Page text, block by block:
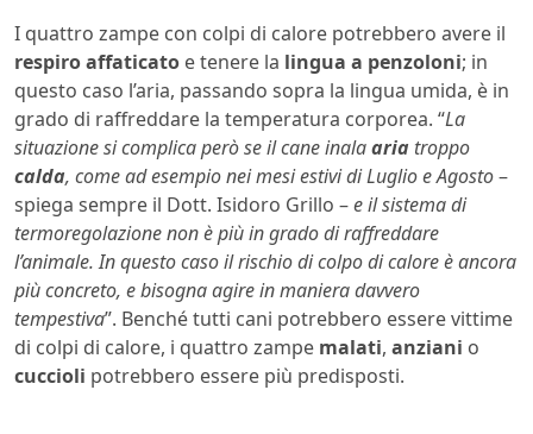
I quattro zampe con colpi di calore potrebbero avere il
respiro affaticato e tenere la lingua a penzoloni; in
questo caso l’aria, passando sopra la lingua umida, è in
grado di raffreddare la temperatura corporea. “La
situazione si complica però se il cane inalaaria troppo
calda, come ad esempio nei mesi estivi di Luglio e Agosto–
spiega sempre il Dott. Isidoro Grillo –e il sistema di
termoregolazione non è più in grado di raffreddare
l’animale. In questo caso il rischio di colpo di calore è ancora
più concreto, e bisogna agire in maniera davvero
tempestiva”. Benché tutti cani potrebbero essere vittime
di colpi di calore, i quattro zampe malati, anziani o
cuccioli potrebbero essere più predisposti.